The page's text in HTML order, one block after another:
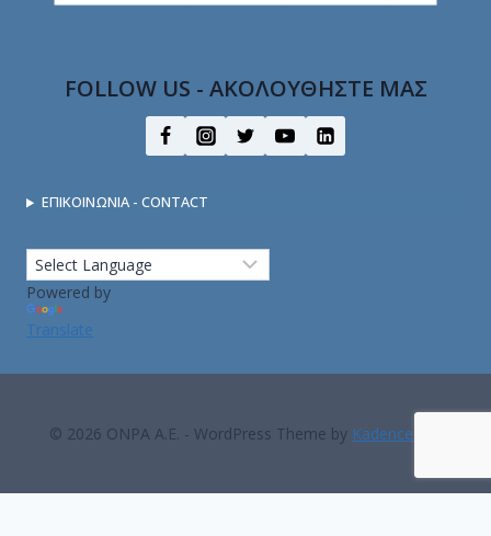
FOLLOW US - ΑΚΟΛΟΥΘΗΣΤΕ ΜΑΣ
ΕΠΙΚΟΙΝΩΝΙΑ - CONTACT
Powered by
Translate
© 2026 ΟΝΡΑ Α.Ε. - WordPress Theme by Kadence WP